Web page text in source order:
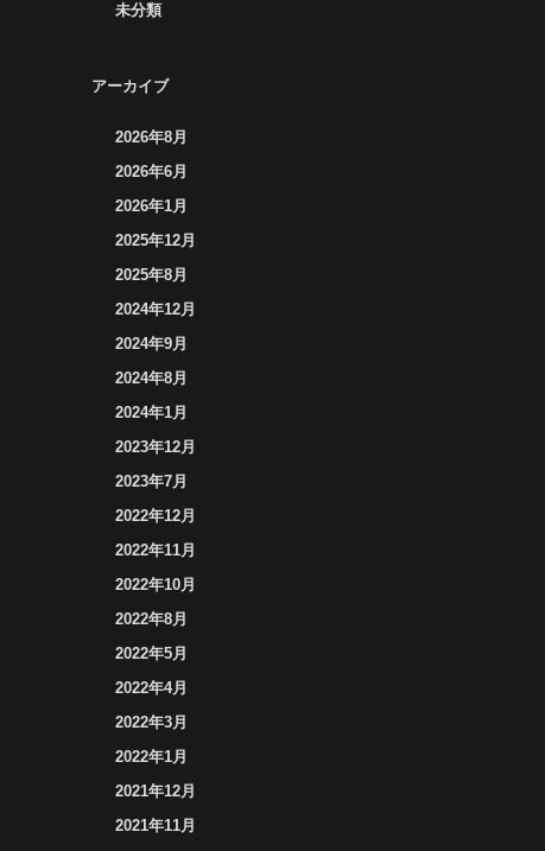
未分類
アーカイブ
2026年8月
2026年6月
2026年1月
2025年12月
2025年8月
2024年12月
2024年9月
2024年8月
2024年1月
2023年12月
2023年7月
2022年12月
2022年11月
2022年10月
2022年8月
2022年5月
2022年4月
2022年3月
2022年1月
2021年12月
2021年11月